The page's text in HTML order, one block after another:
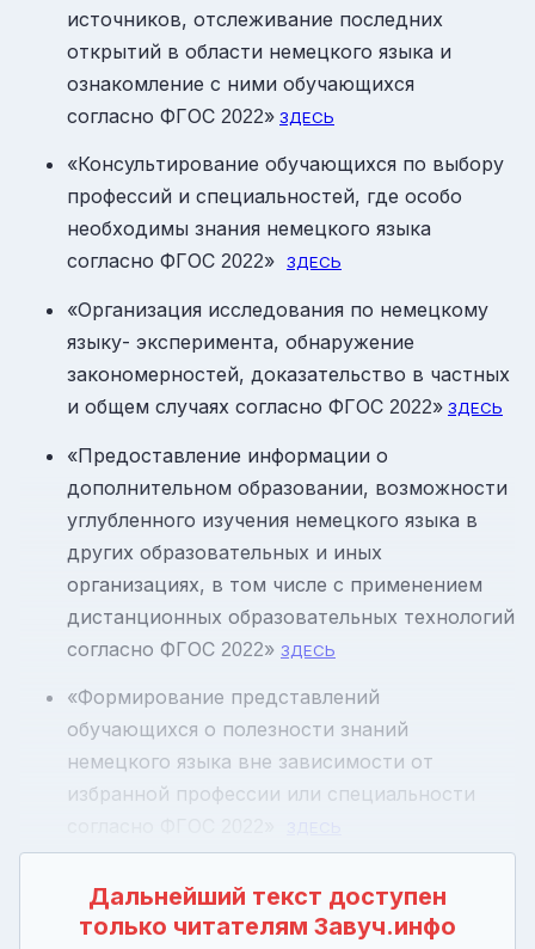
источников, отслеживание последних
открытий в области немецкого языка и
ознакомление с ними обучающихся
согласно ФГОС 2022» ЗДЕСЬ
«Консультирование обучающихся по выбору
профессий и специальностей, где особо
необходимы знания немецкого языка
согласно ФГОС 2022» ЗДЕСЬ
«Организация исследования по немецкому
языку- эксперимента, обнаружение
закономерностей, доказательство в частных
и общем случаях согласно ФГОС 2022» ЗДЕСЬ
«Предоставление информации о
дополнительном образовании, возможности
углубленного изучения немецкого языка в
других образовательных и иных
организациях, в том числе с применением
дистанционных образовательных технологий
согласно ФГОС 2022» ЗДЕСЬ
«Формирование представлений
обучающихся о полезности знаний
немецкого языка вне зависимости от
избранной профессии или специальности
Дальнейший текст доступен
только читателям Завуч.инфо